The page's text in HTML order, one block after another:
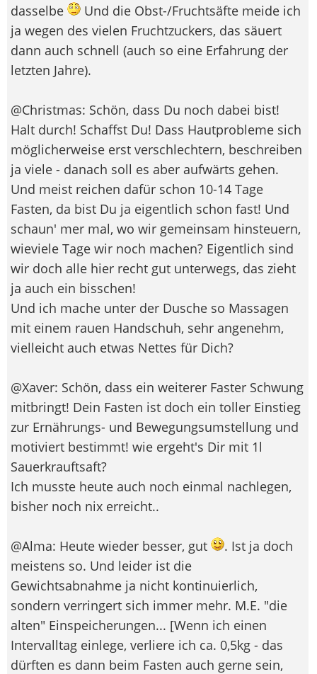
dasselbe
Und die Obst-/Fruchtsäfte meide ich
ja wegen des vielen Fruchtzuckers, das säuert
dann auch schnell (auch so eine Erfahrung der
letzten Jahre).
@Christmas: Schön, dass Du noch dabei bist!
Halt durch! Schaffst Du! Dass Hautprobleme sich
möglicherweise erst verschlechtern, beschreiben
ja viele - danach soll es aber aufwärts gehen.
Und meist reichen dafür schon 10-14 Tage
Fasten, da bist Du ja eigentlich schon fast! Und
schaun' mer mal, wo wir gemeinsam hinsteuern,
wieviele Tage wir noch machen? Eigentlich sind
wir doch alle hier recht gut unterwegs, das zieht
ja auch ein bisschen!
Und ich mache unter der Dusche so Massagen
mit einem rauen Handschuh, sehr angenehm,
vielleicht auch etwas Nettes für Dich?
@Xaver: Schön, dass ein weiterer Faster Schwung
mitbringt! Dein Fasten ist doch ein toller Einstieg
zur Ernährungs- und Bewegungsumstellung und
motiviert bestimmt! wie ergeht's Dir mit 1l
Sauerkrauftsaft?
Ich musste heute auch noch einmal nachlegen,
bisher noch nix erreicht..
@Alma: Heute wieder besser, gut
. Ist ja doch
meistens so. Und leider ist die
Gewichtsabnahme ja nicht kontinuierlich,
sondern verringert sich immer mehr. M.E. "die
alten" Einspeicherungen... [Wenn ich einen
Intervalltag einlege, verliere ich ca. 0,5kg - das
dürften es dann beim Fasten auch gerne sein,